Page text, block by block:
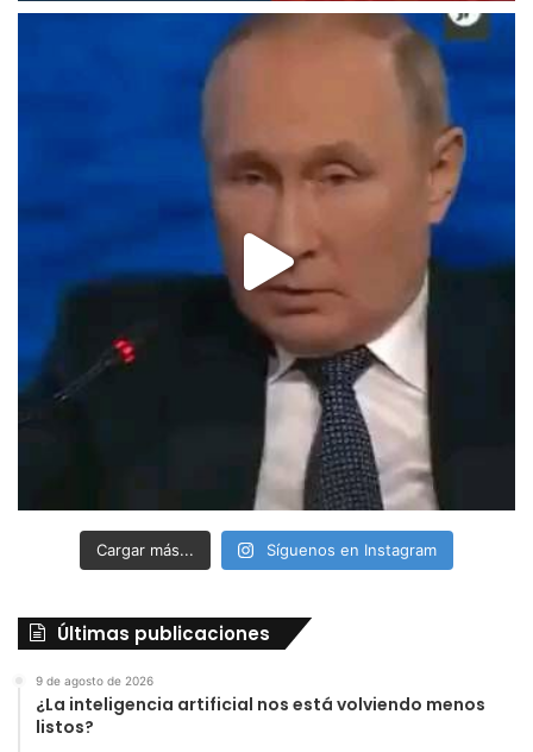
Cargar más... Síguenos en Instagram
Últimas publicaciones
9 de agosto de 2026
¿La inteligencia artificial nos está volviendo menos
listos?